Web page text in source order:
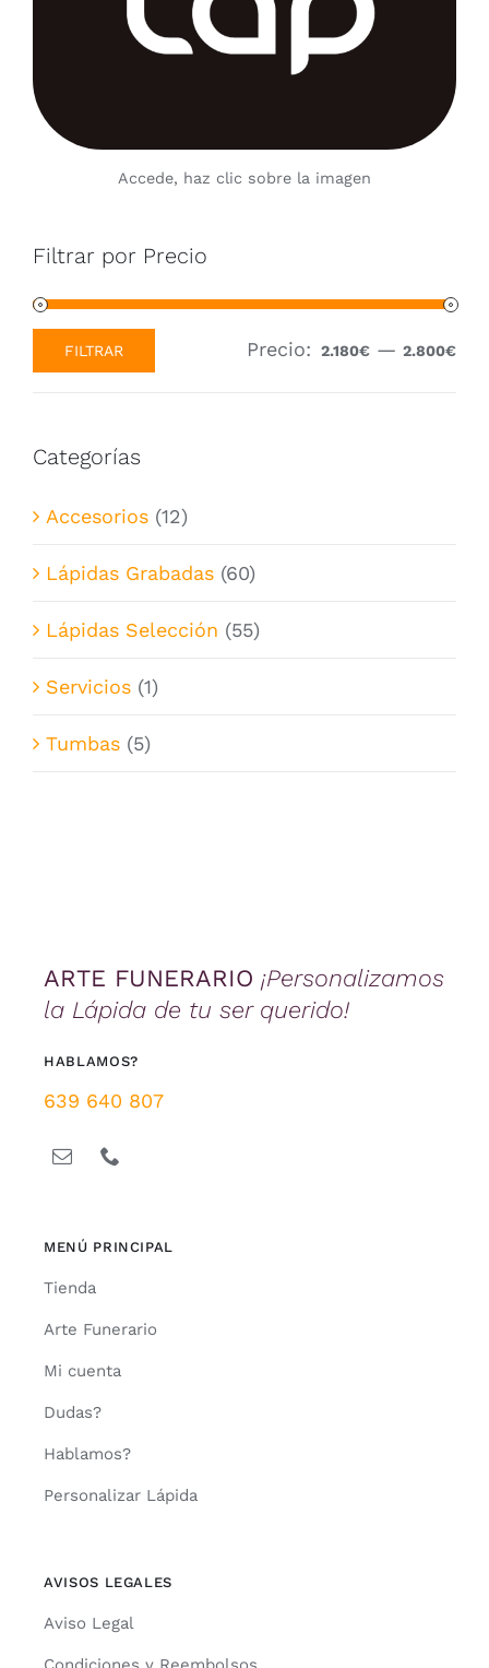
Accede, haz clic sobre la imagen
Filtrar por Precio
FILTRAR Precio: 2.180€ — 2.800€
Categorías
Accesorios (12)
Lápidas Grabadas (60)
Lápidas Selección (55)
Servicios (1)
Tumbas (5)
ARTE FUNERARIO ¡Personalizamos
la Lápida de tu ser querido!
HABLAMOS?
639 640 807
MENÚ PRINCIPAL
Tienda
Arte Funerario
Mi cuenta
Dudas?
Hablamos?
Personalizar Lápida
AVISOS LEGALES
Aviso Legal